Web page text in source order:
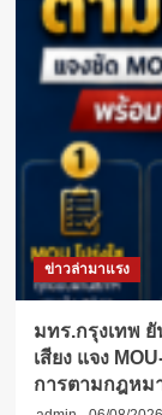
ข่าวล่ามาแรง
มทร.กรุงเทพ
เสียง แจง
การตามกฎหม